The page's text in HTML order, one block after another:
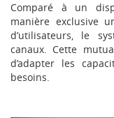
Comparé à un
manière exclusive
d’utilisateurs, le
canaux. Cette
d’adapter les
besoins.